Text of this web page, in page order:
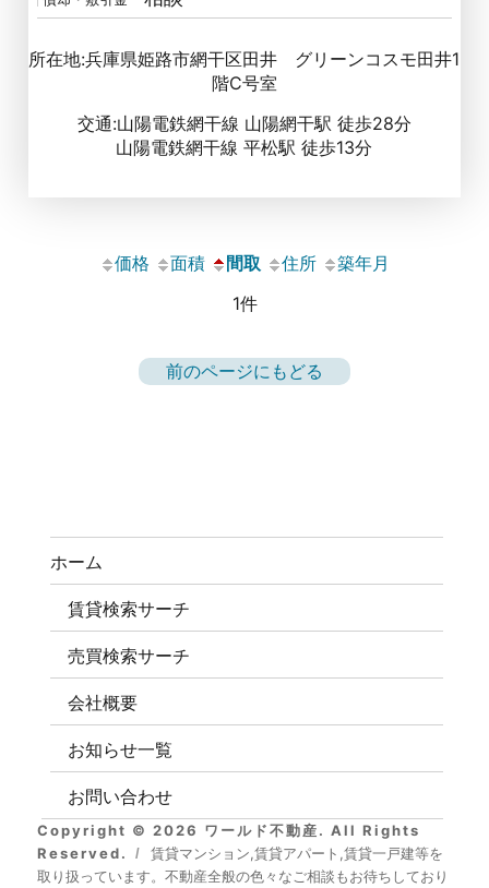
所在地:兵庫県姫路市網干区田井 グリーンコスモ田井1
階C号室
交通:山陽電鉄網干線 山陽網干駅 徒歩28分
山陽電鉄網干線 平松駅 徒歩13分
価格 面積 間取 住所
築年月
1件
前のページにもどる
ホーム
賃貸検索サーチ
売買検索サーチ
会社概要
お知らせ一覧
お問い合わせ
Copyright © 2026 ワールド不動産. All Rights
Reserved.
賃貸マンション,賃貸アパート,賃貸一戸建等を
取り扱っています。不動産全般の色々なご相談もお待ちしており